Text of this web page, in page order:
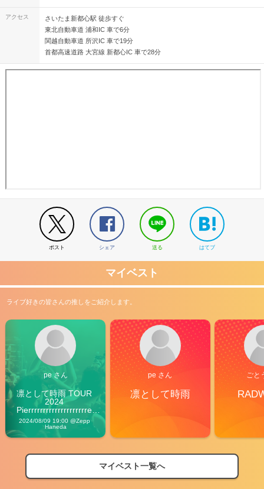
アクセス
さいたま新都心駅 徒歩すぐ
東北自動車道 浦和IC 車で6分
関越自動車道 所沢IC 車で19分
首都高速道路 大宮線 新都心IC 車で28分
ポスト シェア 送る はてブ
マイベスト
ライブ好きの皆さんの推しをご紹介します。
pe さん
凛として時雨 TOUR
2024
Pierrrrrrrrrrrrrrrrrrrre
Vibes
2024/08/09 19:00 @Zepp
Haneda
pe さん
凛として時雨
ごと
マイベスト一覧へ
【フェス特集2026】フェス情報はここから！